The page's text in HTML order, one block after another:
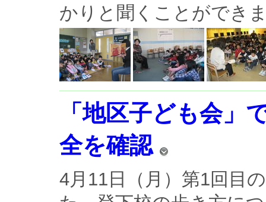
かりと聞くことができ
「地区子ども会」
全を確認
4月11日（月）第1回目